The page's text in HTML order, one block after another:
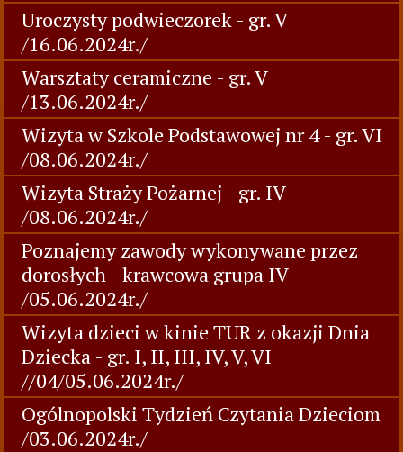
Uroczysty podwieczorek - gr. V
/16.06.2024r./
Warsztaty ceramiczne - gr. V
/13.06.2024r./
Wizyta w Szkole Podstawowej nr 4 - gr. VI
/08.06.2024r./
Wizyta Straży Pożarnej - gr. IV
/08.06.2024r./
Poznajemy zawody wykonywane przez
dorosłych - krawcowa grupa IV
/05.06.2024r./
Wizyta dzieci w kinie TUR z okazji Dnia
Dziecka - gr. I, II, III, IV, V, VI
//04/05.06.2024r./
Ogólnopolski Tydzień Czytania Dzieciom
/03.06.2024r./